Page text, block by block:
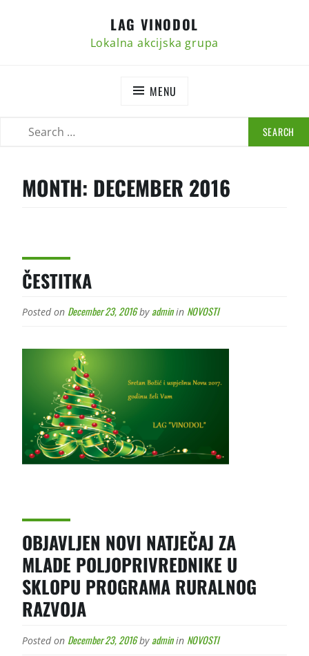
LAG VINODOL
Lokalna akcijska grupa
MENU
MONTH: DECEMBER 2016
ČESTITKA
Posted on December 23, 2016 by admin in NOVOSTI
OBJAVLJEN NOVI NATJEČAJ ZA
MLADE POLJOPRIVREDNIKE U
SKLOPU PROGRAMA RURALNOG
RAZVOJA
Posted on December 23, 2016 by admin in NOVOSTI